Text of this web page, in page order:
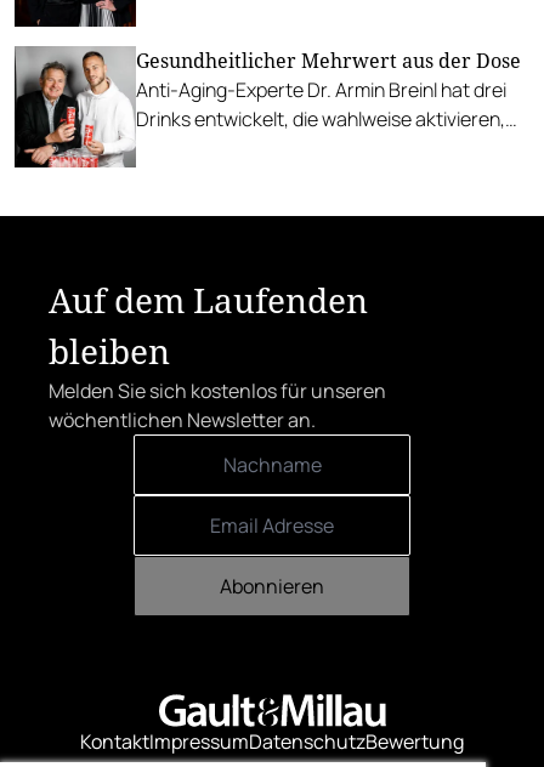
Gesundheitlicher Mehrwert aus der Dose
Anti-Aging-Experte Dr. Armin Breinl hat drei
Drinks entwickelt, die wahlweise aktivieren,
Auf dem Laufenden
bleiben
Melden Sie sich kostenlos für unseren
wöchentlichen Newsletter an.
Abonnieren
KontaktImpressumDatenschutzBewertung